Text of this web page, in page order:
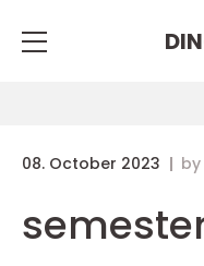
08. October 2023 by